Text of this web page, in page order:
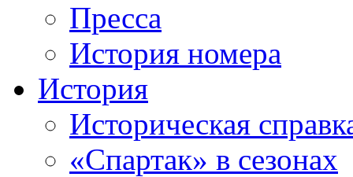
Пресса
История номера
История
Историческая
«Спартак» в сезонах